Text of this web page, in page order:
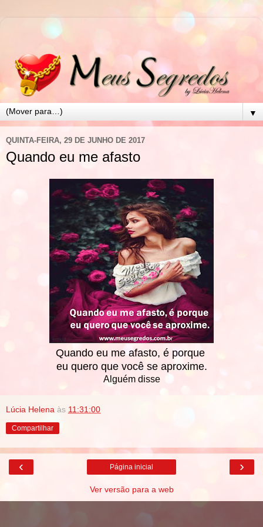
▼
QUINTA-FEIRA, 29 DE JUNHO DE 2017
Quando eu me afasto
Quando eu me afasto, é porque
eu quero que você se aproxime.
Alguém disse
Lúcia Helena às 11:31:00
Compartilhar
‹ ›
Página inicial
Ver versão para a web